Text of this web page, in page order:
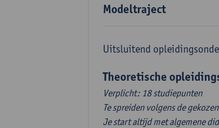
Modeltraject
Uitsluitend
Theoretische
Verplicht: 18 studiepunten
Te spreiden volgens de
Je start altijd met algemene